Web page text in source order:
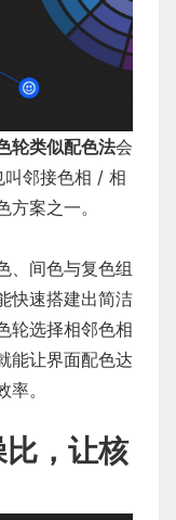
轮类似配色法会
邻接色相 / 相
案之一。
、间色与复色组
快速搭建出简洁
轮选择相邻色相
能让界面配色达
。
，让核